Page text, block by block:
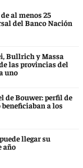
al menos 25
del Banco Nación
Bullrich y Massa
las provincias del
uno
de Bouwer: perfil de
a los
llegar su
año